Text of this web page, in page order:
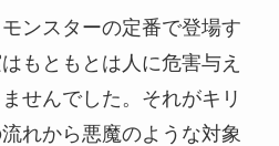
ンスターの定番で登場す
もともとは人に危害与え
せんでした。それがキリ
れから悪魔のような対象